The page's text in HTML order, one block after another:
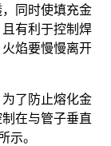
同时使填充金
有利于控制焊
焰要慢慢离开
了防止熔化金
在与管子垂直
示。